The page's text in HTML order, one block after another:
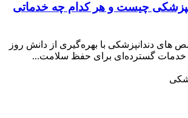
چیست و هر کدام چه خدماتی
های دندانپزشکی با بهره‌گیری از دانش روز
خدمات گسترده‌ای برای حفظ سلامت...